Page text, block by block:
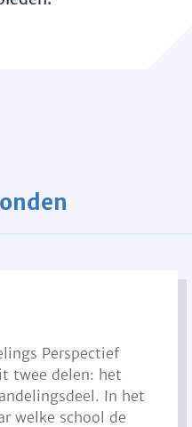
Perspectief
twee delen: het
In het
welke school de